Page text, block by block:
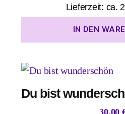
Lieferzeit: ca.
IN DEN
Du bist
30,00